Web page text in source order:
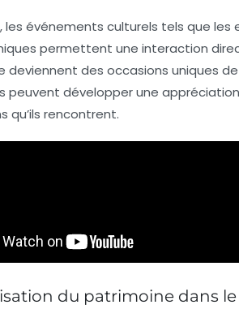
les événements culturels tels que
permettent une interaction
deviennent des occasions uniques
peuvent développer une
qu’ils rencontrent.
du patrimoine dans